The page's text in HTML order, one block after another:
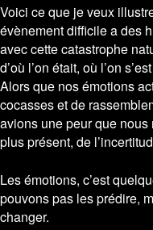
Voici ce que je veux
évènement difficile a des
avec cette catastrophe
d’où l’on était, où l’on
Alors que nos émotions
cocasses et de
avions une peur que nous
plus présent, de
Les émotions, c’est
pouvons pas les prédire,
changer.